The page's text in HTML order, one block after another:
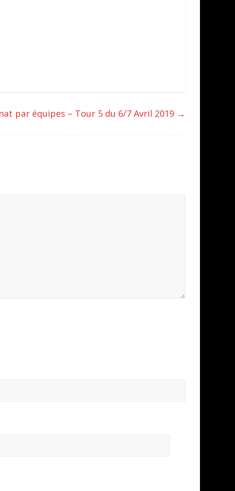
par équipes – Tour 5 du 6/7 Avril 2019 →